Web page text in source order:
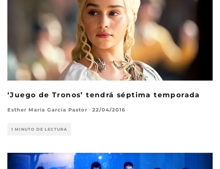
‘Juego de Tronos’ tendrá séptima temporada
Esther María García Pastor · 22/04/2016
1 MINUTO DE LECTURA